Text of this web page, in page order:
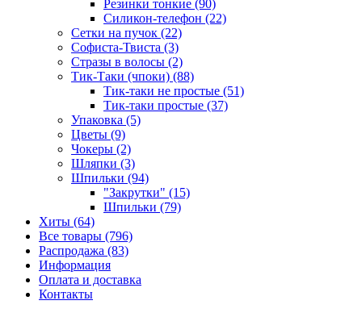
Резинки тонкие (90)
Силикон-телефон (22)
Сетки на пучок (22)
Софиста-Твиста (3)
Стразы в волосы (2)
Тик-Таки (чпоки) (88)
Тик-таки не простые (51)
Тик-таки простые (37)
Упаковка (5)
Цветы (9)
Чокеры (2)
Шляпки (3)
Шпильки (94)
"Закрутки" (15)
Шпильки (79)
Хиты (64)
Все товары (796)
Распродажа (83)
Информация
Оплата и доставка
Контакты